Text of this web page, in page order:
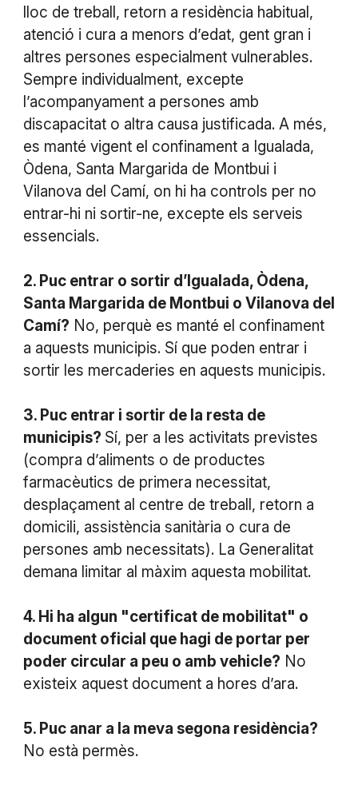
lloc de treball, retorn a residència habitual,
atenció i cura a menors d’edat, gent gran i
altres persones especialment vulnerables.
Sempre individualment, excepte
l’acompanyament a persones amb
discapacitat o altra causa justificada. A més,
es manté vigent el confinament a Igualada,
Òdena, Santa Margarida de Montbui i
Vilanova del Camí, on hi ha controls per no
entrar-hi ni sortir-ne, excepte els serveis
essencials.
2. Puc entrar o sortir d’Igualada, Òdena,
Santa Margarida de Montbui o Vilanova del
Camí? No, perquè es manté el confinament
a aquests municipis. Sí que poden entrar i
sortir les mercaderies en aquests municipis.
3. Puc entrar i sortir de la resta de
municipis? Sí, per a les activitats previstes
(compra d’aliments o de productes
farmacèutics de primera necessitat,
desplaçament al centre de treball, retorn a
domicili, assistència sanitària o cura de
persones amb necessitats). La Generalitat
demana limitar al màxim aquesta mobilitat.
4. Hi ha algun "certificat de mobilitat" o
document oficial que hagi de portar per
poder circular a peu o amb vehicle? No
existeix aquest document a hores d’ara.
5. Puc anar a la meva segona residència?
No està permès.